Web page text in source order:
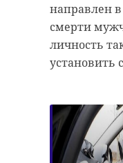
направлен в
смерти
личность
установить